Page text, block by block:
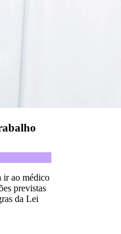
ir ao médico
previstas
da Lei